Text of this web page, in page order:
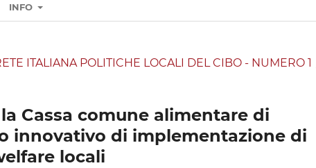
INFO
ITALIANA POLITICHE LOCALI DEL CIBO - NUMERO 1
Cassa comune alimentare di
innovativo di implementazione di
locali